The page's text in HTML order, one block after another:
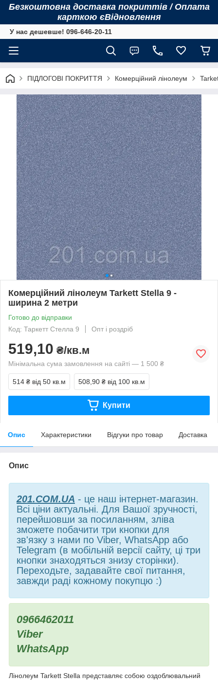
Безкоштовна доставка покриттів / Оплата
карткою єВідновлення
У нас дешевше! 096-646-20-11
ПІДЛОГОВІ ПОКРИТТЯ Комерційний лінолеум
Комерційний лінолеум Tarkett Stella 9 -
ширина 2 метри
Готово до відправки
Код: Таркетт Стелла 9
Опт і роздріб
519,10 ₴/кв.м
Мінімальна сума замовлення на сайті — 1 500 ₴
514 ₴ від 50 кв.м 508,90 ₴ від 100 кв.м
Купити
Опис Характеристики Відгуки про товар Доставка
Опис
201.COM.UA - це наш інтернет-магазин.
Всі ціни актуальні. Для Вашої зручності,
перейшовши за посиланням, зліва
зможете побачити три кнопки для
зв'язку з нами по Viber, WhatsApp або
Telegram (в мобільній версії сайту, ці три
кнопки знаходяться знизу сторінки).
Переходьте, задавайте свої питання,
завжди раді кожному покупцю :)
0966462011
Viber
WhatsApp
Лінолеум Tarkett Stella представляє собою оздоблювальний